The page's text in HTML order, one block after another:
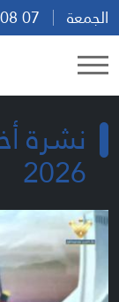
الجمعة
2026